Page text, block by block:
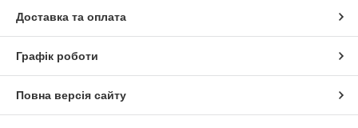
Доставка та оплата
Графік роботи
Повна версія сайту